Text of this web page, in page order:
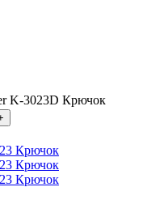
K-3023D Крючок